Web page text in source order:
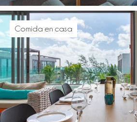
Comida en casa